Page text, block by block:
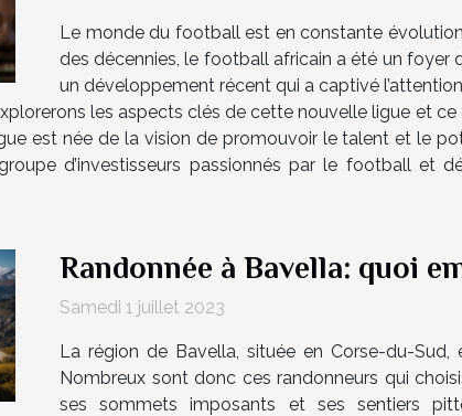
Le monde du football est en constante
des décennies, le football africain a été un
un développement récent qui a captivé
les aspects clés de cette nouvelle ligue et
est née de la vision de promouvoir le talent et le
d’investisseurs passionnés par le football et
Randonnée à Bavella: quoi
Samedi 1 juillet 2023
La région de Bavella, située en Corse-du-
Nombreux sont donc ces randonneurs qui
ses sommets imposants et ses sentiers